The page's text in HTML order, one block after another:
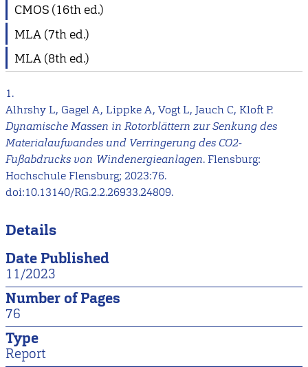
CMOS (16th ed.)
MLA (7th ed.)
MLA (8th ed.)
1.
Alhrshy L, Gagel A, Lippke A, Vogt L, Jauch C, Kloft P.
Dynamische Massen in Rotorblättern zur Senkung des
Materialaufwandes und Verringerung des CO2‐
Fußabdrucks von Windenergieanlagen. Flensburg:
Hochschule Flensburg; 2023:76.
doi:10.13140/RG.2.2.26933.24809.
Details
Date Published
11/2023
Number of Pages
76
Type
Report